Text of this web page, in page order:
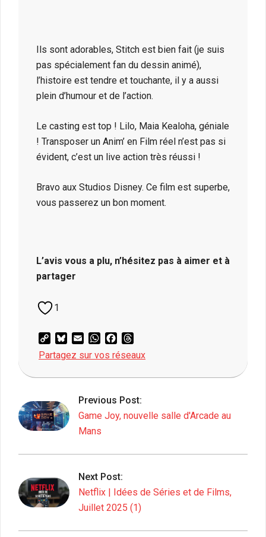
Ils sont adorables, Stitch est bien fait (je suis
pas spécialement fan du dessin animé),
l’histoire est tendre et touchante, il y a aussi
plein d’humour et de l’action.
Le casting est top ! Lilo, Maia Kealoha, géniale
! Transposer un Anim’ en Film réel n’est pas si
évident, c’est un live action très réussi !
Bravo aux Studios Disney. Ce film est superbe,
vous passerez un bon moment.
L’avis vous a plu, n’hésitez pas à aimer et à
partager
1
Copy
Link
Bluesky
Email WhatsAppFacebook
Partagez sur vos réseaux
2025-
14
Previous Post:
Game Joy, nouvelle salle d'Arcade au
Mans
Next Post:
Netflix | Idées de Séries et de Films,
Juillet 2025 (1)